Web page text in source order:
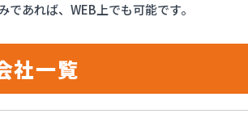
あれば、WEB上でも可能です。
社一覧